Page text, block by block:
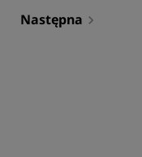
Następna navigate_next